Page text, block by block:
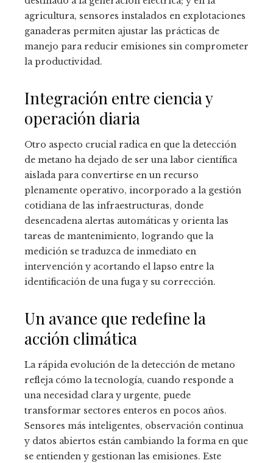
agricultura, sensores instalados en explotaciones
ganaderas permiten ajustar las prácticas de
manejo para reducir emisiones sin comprometer
la productividad.
Integración entre ciencia y
operación diaria
Otro aspecto crucial radica en que la detección
de metano ha dejado de ser una labor científica
aislada para convertirse en un recurso
plenamente operativo, incorporado a la gestión
cotidiana de las infraestructuras, donde
desencadena alertas automáticas y orienta las
tareas de mantenimiento, logrando que la
medición se traduzca de inmediato en
intervención y acortando el lapso entre la
identificación de una fuga y su corrección.
Un avance que redefine la
acción climática
La rápida evolución de la detección de metano
refleja cómo la tecnología, cuando responde a
una necesidad clara y urgente, puede
transformar sectores enteros en pocos años.
Sensores más inteligentes, observación continua
y datos abiertos están cambiando la forma en que
se entienden y gestionan las emisiones. Este